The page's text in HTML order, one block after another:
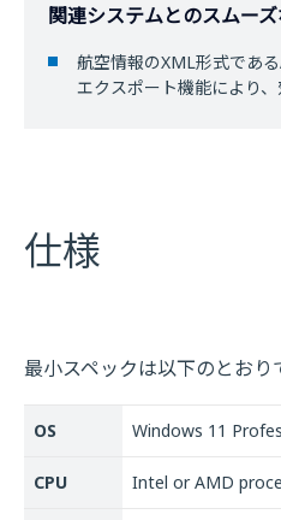
関連システムとのスムー
航空情報のXML形式であ
エクスポート機能により
仕様
最小スペックは以下のとおり
OS Windows 11
CPU Intel or AMD